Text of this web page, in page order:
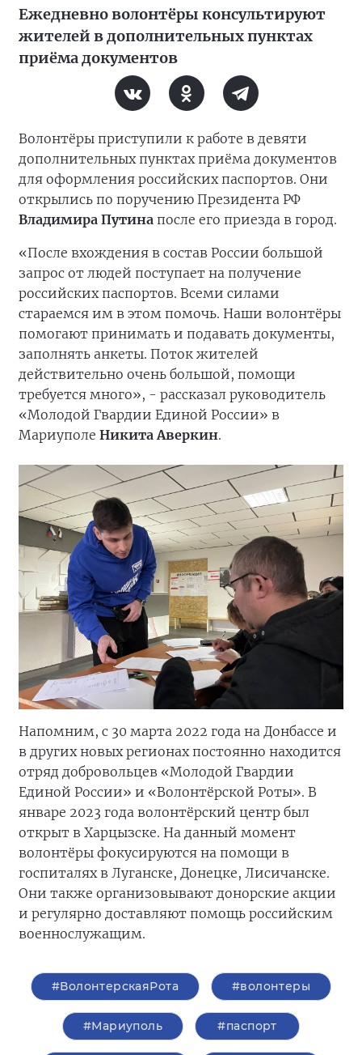
Ежедневно волонтёры консультируют
жителей в дополнительных пунктах
приёма документов
Волонтёры приступили к работе в девяти
дополнительных пунктах приёма документов
для оформления российских паспортов. Они
открылись по поручению Президента РФ
Владимира Путина после его приезда в город.
«После вхождения в состав России большой
запрос от людей поступает на получение
российских паспортов. Всеми силами
стараемся им в этом помочь. Наши волонтёры
помогают принимать и подавать документы,
заполнять анкеты. Поток жителей
действительно очень большой, помощи
требуется много», - рассказал руководитель
«Молодой Гвардии Единой России» в
Мариуполе Никита Аверкин.
Напомним, с 30 марта 2022 года на Донбассе и
в других новых регионах постоянно находится
отряд добровольцев «Молодой Гвардии
Единой России» и «Волонтёрской Роты». В
январе 2023 года волонтёрский центр был
открыт в Харцызске. На данный момент
волонтёры фокусируются на помощи в
госпиталях в Луганске, Донецке, Лисичанске.
Они также организовывают донорские акции
и регулярно доставляют помощь российским
военнослужащим.
#ВолонтерскаяРота #волонтеры
#Мариуполь #паспорт